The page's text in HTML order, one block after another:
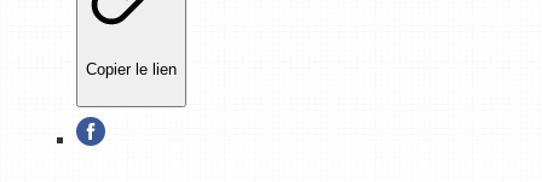
Copier le lien